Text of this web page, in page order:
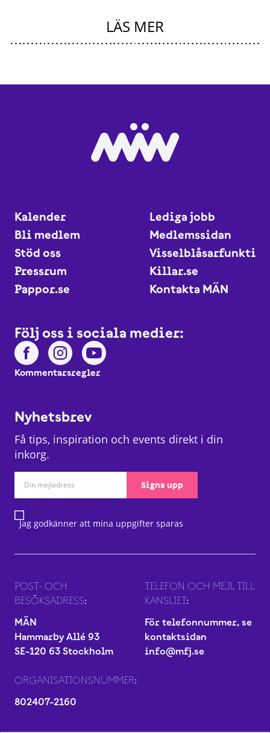
LÄS MER
Kalender
Lediga jobb
Bli medlem
Medlemssidan
Stöd oss
Visselblåsarfunktion
Pressrum
Killar.se
Pappor.se
Kontakta MÄN
Följ oss i sociala medier:
Kommentarsregler
Nyhetsbrev
Få tips, inspiration och events direkt i din
inkorg.
Signa upp
Jag godkänner att mina uppgifter sparas
POST- OCH
BESÖKSADRESS:
MÄN
Hammarby Allé 93
SE-120 63 Stockholm
TELEFON OCH MEJL TILL
KANSLIET:
För telefonnummer, se
kontaktsidan
info@mfj.se
ORGANISATIONSNUMMER:
802407-2160